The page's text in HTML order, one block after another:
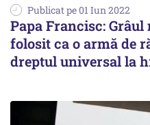
Publicat pe 01 Iun 2022
Papa Francisc:
folosit ca o armă de
dreptul universal la